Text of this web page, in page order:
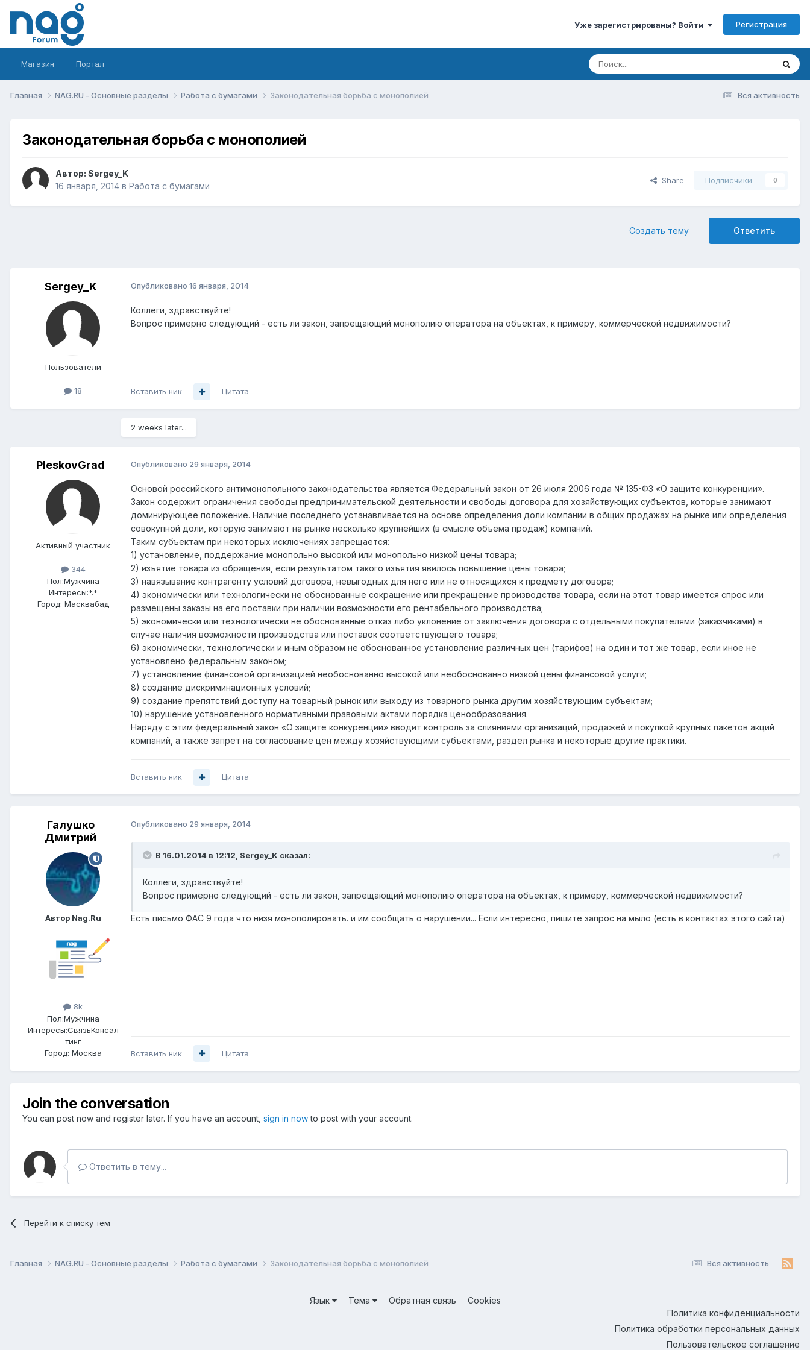
Уже зарегистрированы? Войти Регистрация
Магазин Портал
Вся активность
Главная NAG.RU - Основные разделы Работа с бумагами Законодательная борьба с монополией
Законодательная борьба с монополией
Автор: Sergey_K
16 января, 2014 в Работа с бумагами
Share Подписчики 0
Ответить
Создать тему
Sergey_K
Пользователи
18
Опубликовано 16 января, 2014
Коллеги, здравствуйте!
Вопрос примерно следующий - есть ли закон, запрещающий монополию оператора на объектах, к примеру, коммерческой недвижимости?
Вставить ник Цитата
2 weeks later...
PleskovGrad
Активный участник
344
Пол:Мужчина
Интересы:*.*
Город: Масквабад
Опубликовано 29 января, 2014
Основой российского антимонопольного законодательства является Федеральный закон от 26 июля 2006 года № 135-ФЗ «О защите конкуренции».
Закон содержит ограничения свободы предпринимательской деятельности и свободы договора для хозяйствующих субъектов, которые занимают
доминирующее положение. Наличие последнего устанавливается на основе определения доли компании в общих продажах на рынке или определения
совокупной доли, которую занимают на рынке несколько крупнейших (в смысле объема продаж) компаний.
Таким субъектам при некоторых исключениях запрещается:
1) установление, поддержание монопольно высокой или монопольно низкой цены товара;
2) изъятие товара из обращения, если результатом такого изъятия явилось повышение цены товара;
3) навязывание контрагенту условий договора, невыгодных для него или не относящихся к предмету договора;
4) экономически или технологически не обоснованные сокращение или прекращение производства товара, если на этот товар имеется спрос или
размещены заказы на его поставки при наличии возможности его рентабельного производства;
5) экономически или технологически не обоснованные отказ либо уклонение от заключения договора с отдельными покупателями (заказчиками) в
случае наличия возможности производства или поставок соответствующего товара;
6) экономически, технологически и иным образом не обоснованное установление различных цен (тарифов) на один и тот же товар, если иное не
установлено федеральным законом;
7) установление финансовой организацией необоснованно высокой или необоснованно низкой цены финансовой услуги;
8) создание дискриминационных условий;
9) создание препятствий доступу на товарный рынок или выходу из товарного рынка другим хозяйствующим субъектам;
10) нарушение установленного нормативными правовыми актами порядка ценообразования.
Наряду с этим федеральный закон «О защите конкуренции» вводит контроль за слияниями организаций, продажей и покупкой крупных пакетов акций
компаний, а также запрет на согласование цен между хозяйствующими субъектами, раздел рынка и некоторые другие практики.
Вставить ник Цитата
Галушко
Дмитрий
Автор Nag.Ru
8k
Пол:Мужчина
Интересы:СвязьКонсал
тинг
Город: Москва
Опубликовано 29 января, 2014
В 16.01.2014 в 12:12, Sergey_K сказал:
Коллеги, здравствуйте!
Вопрос примерно следующий - есть ли закон, запрещающий монополию оператора на объектах, к примеру, коммерческой недвижимости?
Есть письмо ФАС 9 года что низя монополировать. и им сообщать о нарушении... Если интересно, пишите запрос на мыло (есть в контактах этого сайта)
Вставить ник Цитата
Join the conversation
You can post now and register later. If you have an account, sign in nowto post with your account.
Ответить в тему...
Перейти к списку тем
Вся активность
Главная NAG.RU - Основные разделы Работа с бумагами Законодательная борьба с монополией
Язык Тема Обратная связь
Cookies
Политика конфиденциальности
Политика обработки персональных данных
Пользовательское соглашение